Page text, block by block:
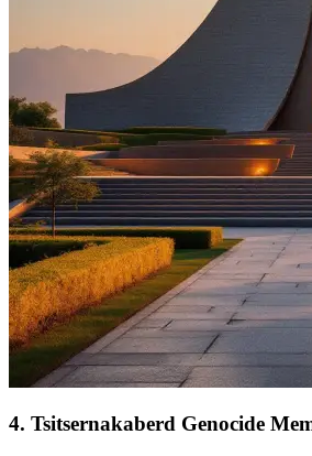
4. Tsitsernakaberd Genocide